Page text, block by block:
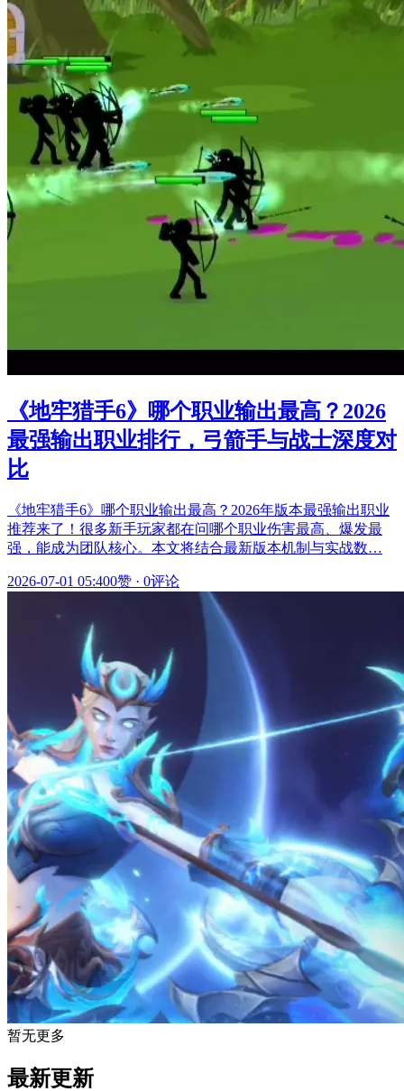
《地牢猎手6》哪个职业输出最高？2026
最强输出职业排行，弓箭手与战士深度对
比
《地牢猎手6》哪个职业输出最高？2026年版本最强输出职业
推荐来了！很多新手玩家都在问哪个职业伤害最高、爆发最
强，能成为团队核心。本文将结合最新版本机制与实战数…
2026-07-01 05:400赞 · 0评论
暂无更多
最新更新